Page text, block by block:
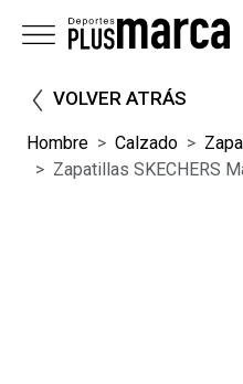
VOLVER ATRÁS
Hombre Calzado
Zapatillas SKECHERS